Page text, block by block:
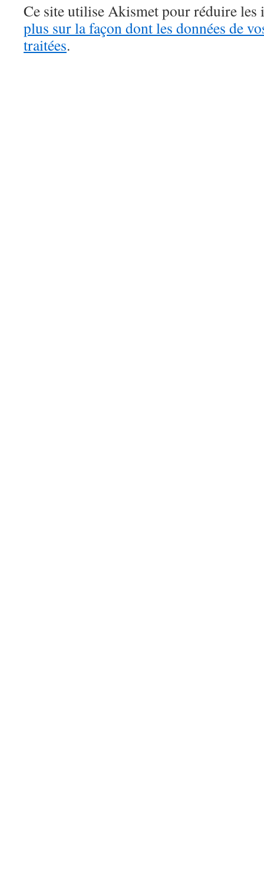
Ce site utilise Akismet pour réduire les
plus sur la façon dont les données de
traitées.